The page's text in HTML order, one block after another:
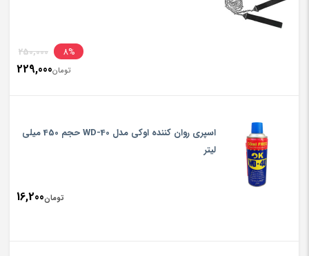
8%
250,000
تومان229,000
اسپری روان کننده اوکی مدل WD-40 حجم 450 میلی
لیتر
تومان16,200